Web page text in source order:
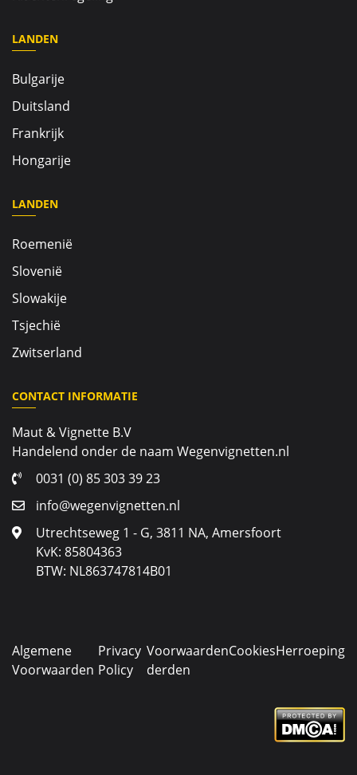
LANDEN
Bulgarije
Duitsland
Frankrijk
Hongarije
LANDEN
Roemenië
Slovenië
Slowakije
Tsjechië
Zwitserland
CONTACT INFORMATIE
Maut & Vignette B.V
Handelend onder de naam Wegenvignetten.nl
0031 (0) 85 303 39 23
info@wegenvignetten.nl
Utrechtseweg 1 - G, 3811 NA, Amersfoort
KvK: 85804363
BTW: NL863747814B01
Algemene
Voorwaarden
Privacy
Policy
Voorwaarden
derden
CookiesHerroeping